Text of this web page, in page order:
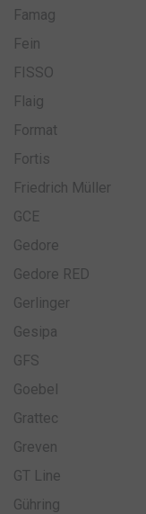
Famag
Fein
FISSO
Flaig
Format
Fortis
Friedrich Müller
GCE
Gedore
Gedore RED
Gerlinger
Gesipa
GFS
Goebel
Grattec
Greven
GT Line
Gühring